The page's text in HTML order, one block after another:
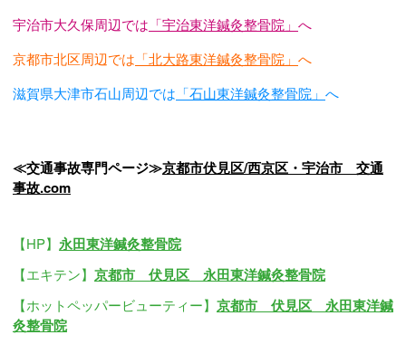
宇治市大久保周辺では 「宇治東洋鍼灸整骨院」 へ
京都市北区周辺では 「北大路東洋鍼灸整骨院」 へ
滋賀県大津市石山周辺では 「石山東洋鍼灸整骨院」 へ
≪交通事故専門ページ≫京都市伏見区/西京区・宇治市 交通
事故.com
【HP】 永田東洋鍼灸整骨院
【エキテン】 京都市 伏見区 永田東洋鍼灸整骨院
【ホットペッパービューティー】 京都市 伏見区 永田東洋鍼
灸整骨院